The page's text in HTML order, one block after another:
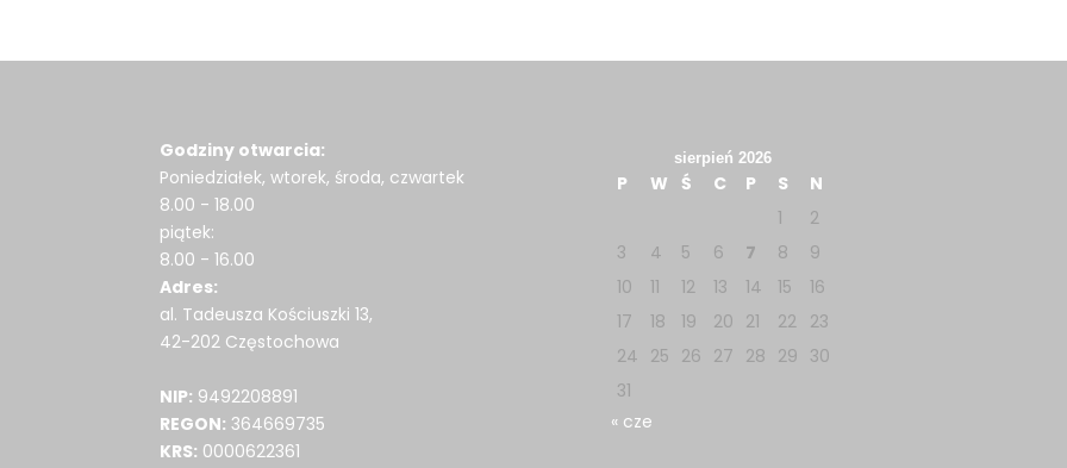
Godziny otwarcia:
Poniedziałek, wtorek, środa, czwartek
8.00 - 18.00
piątek:
8.00 - 16.00
Adres:
al. Tadeusza Kościuszki 13,
42-202 Częstochowa
NIP: 9492208891
REGON: 364669735
KRS: 0000622361
sierpień 2026
P W Ś C P S
N
1
2
3
4 5 6 7 8
9
10
11 12 13 14 15
16
17
18 19 20 21 22
23
24 25 26 27 28 29 30
31
« cze